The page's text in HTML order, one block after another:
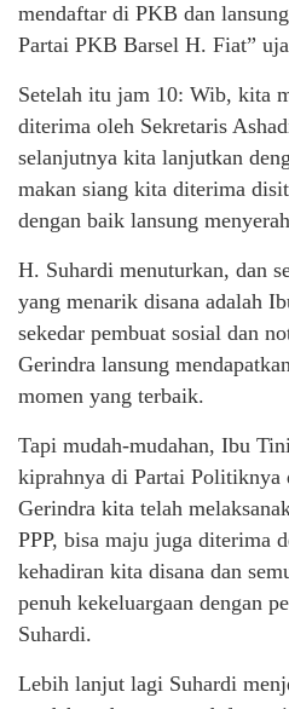
mendaftar di PKB dan
Partai PKB Barsel H. Fiat”
Setelah itu jam 10: Wib, kita
diterima oleh Sekretaris
selanjutnya kita lanjutkan
makan siang kita diterima
dengan baik lansung
H. Suhardi menuturkan, dan
yang menarik disana adalah
sekedar pembuat sosial dan
Gerindra lansung
momen yang terbaik.
Tapi mudah-mudahan, Ibu
kiprahnya di Partai Politiknya
Gerindra kita telah
PPP, bisa maju juga diterima
kehadiran kita disana dan
penuh kekeluargaan dengan
Suhardi.
Lebih lanjut lagi Suhardi